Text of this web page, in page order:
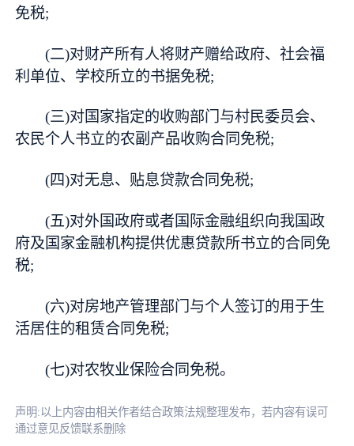
免税;
(二)对财产所有人将财产赠给政府、社会福
利单位、学校所立的书据免税;
(三)对国家指定的收购部门与村民委员会、
农民个人书立的农副产品收购合同免税;
(四)对无息、贴息贷款合同免税;
(五)对外国政府或者国际金融组织向我国政
府及国家金融机构提供优惠贷款所书立的合同免
税;
(六)对房地产管理部门与个人签订的用于生
活居住的租赁合同免税;
(七)对农牧业保险合同免税。
声明:以上内容由相关作者结合政策法规整理发布，若内容有误可
通过意见反馈联系删除